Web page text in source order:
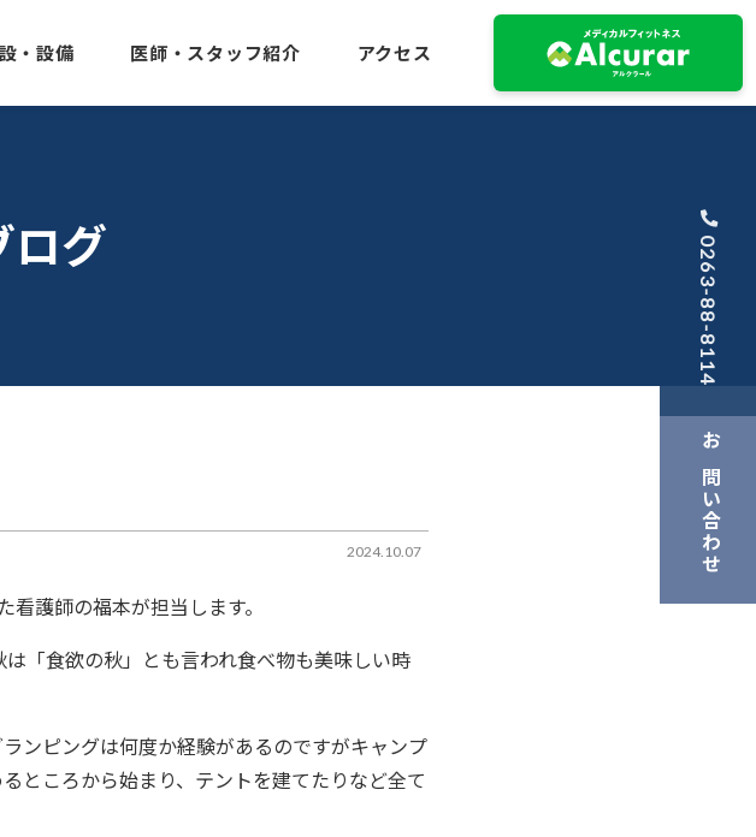
・設備 医師・スタッフ紹介 アクセス
ログ
2024.10.07
護師の福本が担当します。
「食欲の秋」とも言われ食べ物も美味しい時
ンピングは何度か経験があるのですがキャンプ
ところから始まり、テントを建てたりなど全て
0263-88-8114
お問い合わせ